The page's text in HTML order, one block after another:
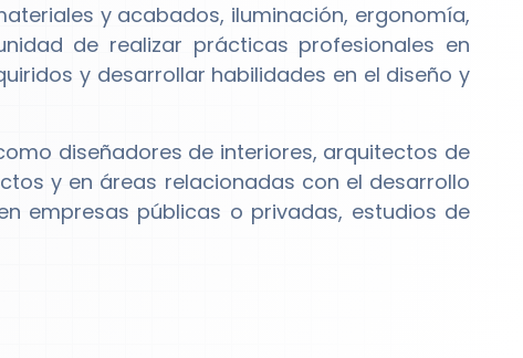
y acabados, iluminación, ergonomía,
de realizar prácticas profesionales en
y desarrollar habilidades en el diseño y
diseñadores de interiores, arquitectos de
y en áreas relacionadas con el desarrollo
empresas públicas o privadas, estudios de